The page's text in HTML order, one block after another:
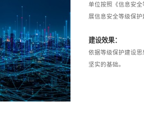
单位按照《信息安
展信息安全等级保护
建设效果：
依据等级保护建设
坚实的基础。